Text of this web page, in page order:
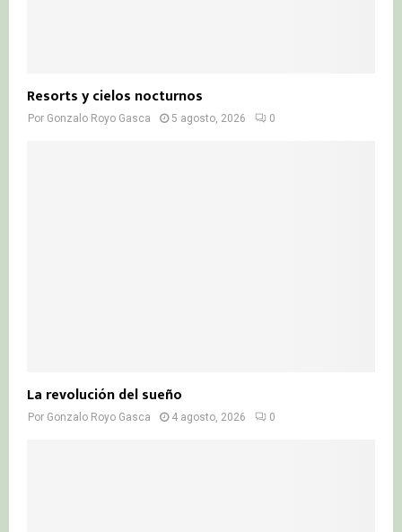
Resorts y cielos nocturnos
Por Gonzalo Royo Gasca 5 agosto, 2026 0
La revolución del sueño
Por Gonzalo Royo Gasca 4 agosto, 2026 0